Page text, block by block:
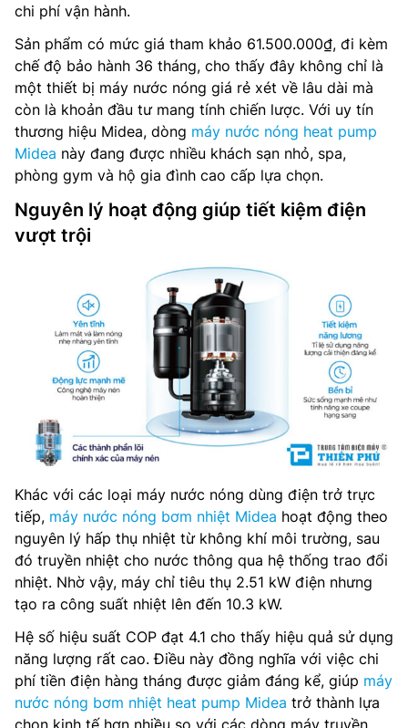
chi phí vận hành.
Sản phẩm có mức giá tham khảo 61.500.000₫, đi kèm
chế độ bảo hành 36 tháng, cho thấy đây không chỉ là
một thiết bị máy nước nóng giá rẻ xét về lâu dài mà
còn là khoản đầu tư mang tính chiến lược. Với uy tín
thương hiệu Midea, dòng máy nước nóng heat pump
Midea này đang được nhiều khách sạn nhỏ, spa,
phòng gym và hộ gia đình cao cấp lựa chọn.
Nguyên lý hoạt động giúp tiết kiệm điện
vượt trội
Khác với các loại máy nước nóng dùng điện trở trực
tiếp, máy nước nóng bơm nhiệt Midea hoạt động theo
nguyên lý hấp thụ nhiệt từ không khí môi trường, sau
đó truyền nhiệt cho nước thông qua hệ thống trao đổi
nhiệt. Nhờ vậy, máy chỉ tiêu thụ 2.51 kW điện nhưng
tạo ra công suất nhiệt lên đến 10.3 kW.
Hệ số hiệu suất COP đạt 4.1 cho thấy hiệu quả sử dụng
năng lượng rất cao. Điều này đồng nghĩa với việc chi
phí tiền điện hàng tháng được giảm đáng kể, giúp máy
nước nóng bơm nhiệt heat pump Midea trở thành lựa
chọn kinh tế hơn nhiều so với các dòng máy truyền